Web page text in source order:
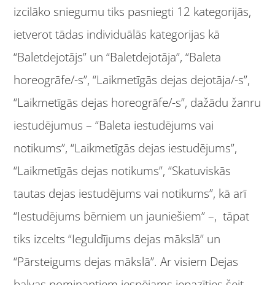
izcilāko sniegumu tiks pasniegti 12 kategorijās,
ietverot tādas individuālās kategorijas kā
“Baletdejotājs” un “Baletdejotāja”, “Baleta
horeogrāfe/-s”, “Laikmetīgās dejas dejotāja/-s”,
“Laikmetīgās dejas horeogrāfe/-s”, dažādu žanru
iestudējumus – “Baleta iestudējums vai
notikums”, “Laikmetīgās dejas iestudējums”,
“Laikmetīgās dejas notikums”, “Skatuviskās
tautas dejas iestudējums vai notikums”, kā arī
“Iestudējums bērniem un jauniešiem” ­–, tāpat
tiks izcelts “Ieguldījums dejas mākslā” un
“Pārsteigums dejas mākslā”. Ar visiem Dejas